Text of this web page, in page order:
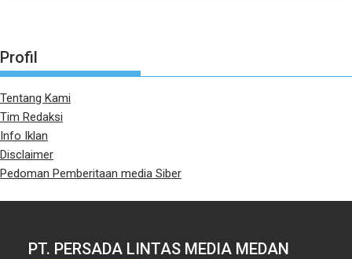
Profil
Tentang Kami
Tim Redaksi
Info Iklan
Disclaimer
Pedoman Pemberitaan media Siber
PT. PERSADA LINTAS MEDIA MEDAN